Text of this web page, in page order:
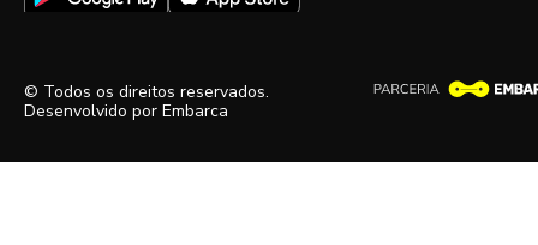
© Todos os direitos reservados.
Desenvolvido por Embarca